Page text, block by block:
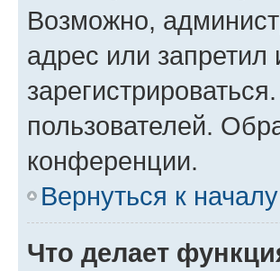
Возможно,
адрес или
пользователей.
конференции.
Вернуться к началу
Что делает